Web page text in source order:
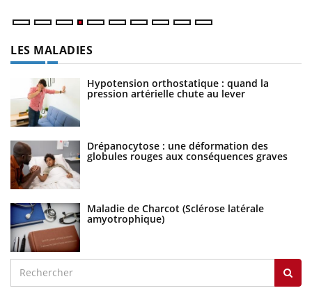
LES MALADIES
Hypotension orthostatique : quand la
pression artérielle chute au lever
Drépanocytose : une déformation des
globules rouges aux conséquences graves
Maladie de Charcot (Sclérose latérale
amyotrophique)